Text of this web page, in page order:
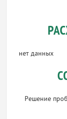
нет данных
Решение